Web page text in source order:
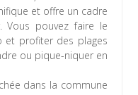
et offre un cadre
Vous pouvez faire le
profiter des plages
ou pique-niquer en
dans la commune